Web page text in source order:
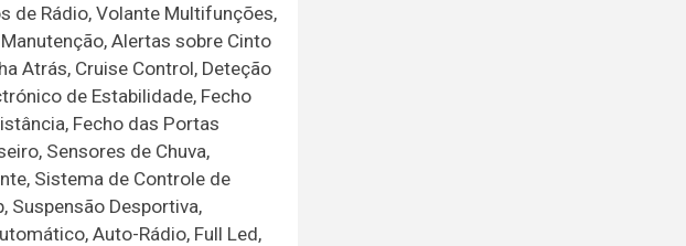
de Rádio, Volante Multifunções,
Alertas sobre Cinto
Atrás, Cruise Control, Deteção
de Estabilidade, Fecho
Fecho das Portas
Sensores de Chuva,
Sistema de Controle de
Suspensão Desportiva,
Auto-Rádio, Full Led,